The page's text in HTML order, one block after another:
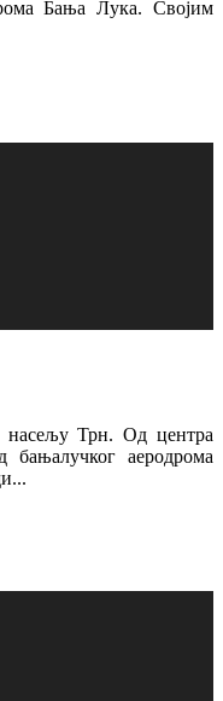
Бања Лука. Својим
насељу Трн. Од центра
аеродрома